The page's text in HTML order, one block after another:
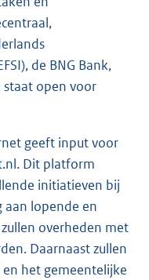
de BNG Bank,
staat open voor
geeft input voor
Dit platform
initiatieven bij
aan lopende en
overheden met
Daarnaast zullen
het gemeentelijke